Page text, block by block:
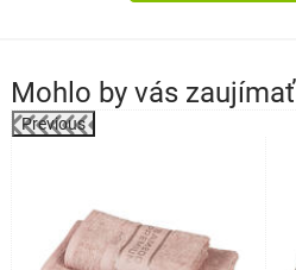
Mohlo by vás zaujímať
Previous